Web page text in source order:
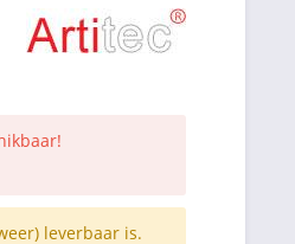
leverbaar is.